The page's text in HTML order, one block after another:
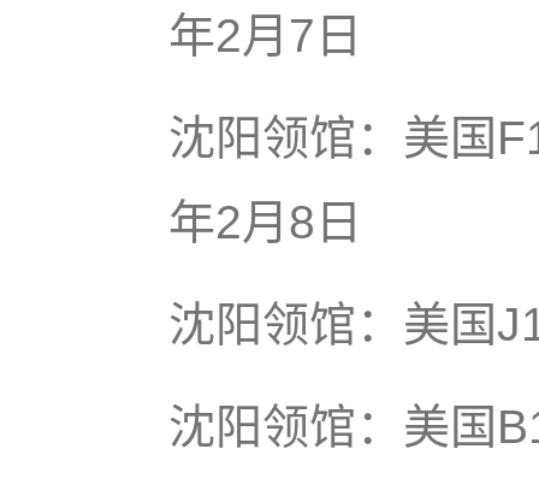
年2月7日
沈阳领馆：美国
年2月8日
沈阳领馆：美国
沈阳领馆：美国